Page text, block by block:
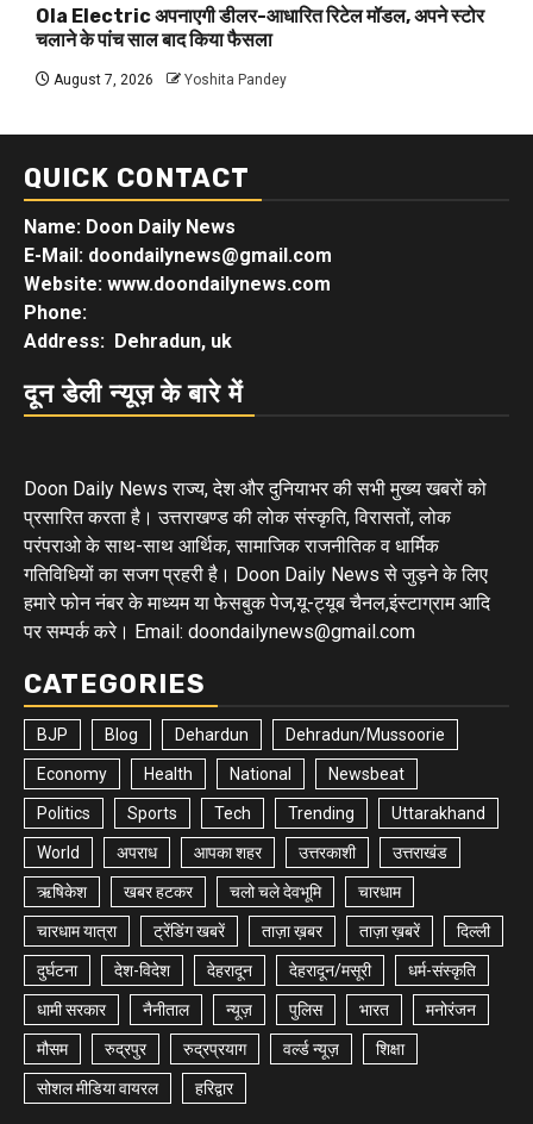
Ola Electric अपनाएगी डीलर-आधारित रिटेल मॉडल, अपने स्टोर
चलाने के पांच साल बाद किया फैसला
August 7, 2026 Yoshita Pandey
QUICK CONTACT
Name: Doon Daily News
E-Mail: doondailynews@gmail.com
Website: www.doondailynews.com
Phone:
Address: Dehradun, uk
दून डेली न्यूज़ के बारे में
Doon Daily News राज्य, देश और दुनियाभर की सभी मुख्य खबरों को
प्रसारित करता है। उत्तराखण्ड की लोक संस्कृति, विरासतों, लोक
परंपराओ के साथ-साथ आर्थिक, सामाजिक राजनीतिक व धार्मिक
गतिविधियों का सजग प्रहरी है। Doon Daily News से जुड़ने के लिए
हमारे फोन नंबर के माध्यम या फेसबुक पेज,यू-ट्यूब चैनल,इंस्टाग्राम आदि
पर सम्पर्क करे। Email: doondailynews@gmail.com
CATEGORIES
BJP Blog Dehardun Dehradun/Mussoorie
Economy Health National Newsbeat
Politics Sports Tech Trending Uttarakhand
World अपराध आपका शहर उत्तरकाशी उत्तराखंड
ऋषिकेश खबर हटकर चलो चले देवभूमि चारधाम
चारधाम यात्रा ट्रेंडिंग खबरें ताज़ा ख़बर ताज़ा ख़बरें दिल्ली
दुर्घटना देश-विदेश देहरादून देहरादून/मसूरी धर्म-संस्कृति
धामी सरकार नैनीताल न्यूज़ पुलिस भारत मनोरंजन
मौसम रुद्रपुर रुद्रप्रयाग वर्ल्ड न्यूज़ शिक्षा
सोशल मीडिया वायरल हरिद्वार